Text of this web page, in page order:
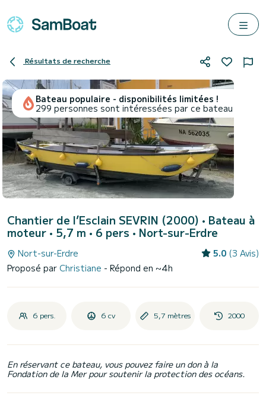
Résultats de recherche
Bateau populaire - disponibilités limitées !
299 personnes sont intéressées par ce bateau
Chantier de l’Esclain SEVRIN (2000) • Bateau à
moteur • 5,7 m • 6 pers • Nort-sur-Erdre
Nort-sur-Erdre 5.0 (3 Avis)
Proposé par Christiane - Répond en ~4h
6 pers. 6 cv 5,7 mètres 2000
En réservant ce bateau, vous pouvez faire un don à la
Fondation de la Mer pour soutenir la protection des océans.